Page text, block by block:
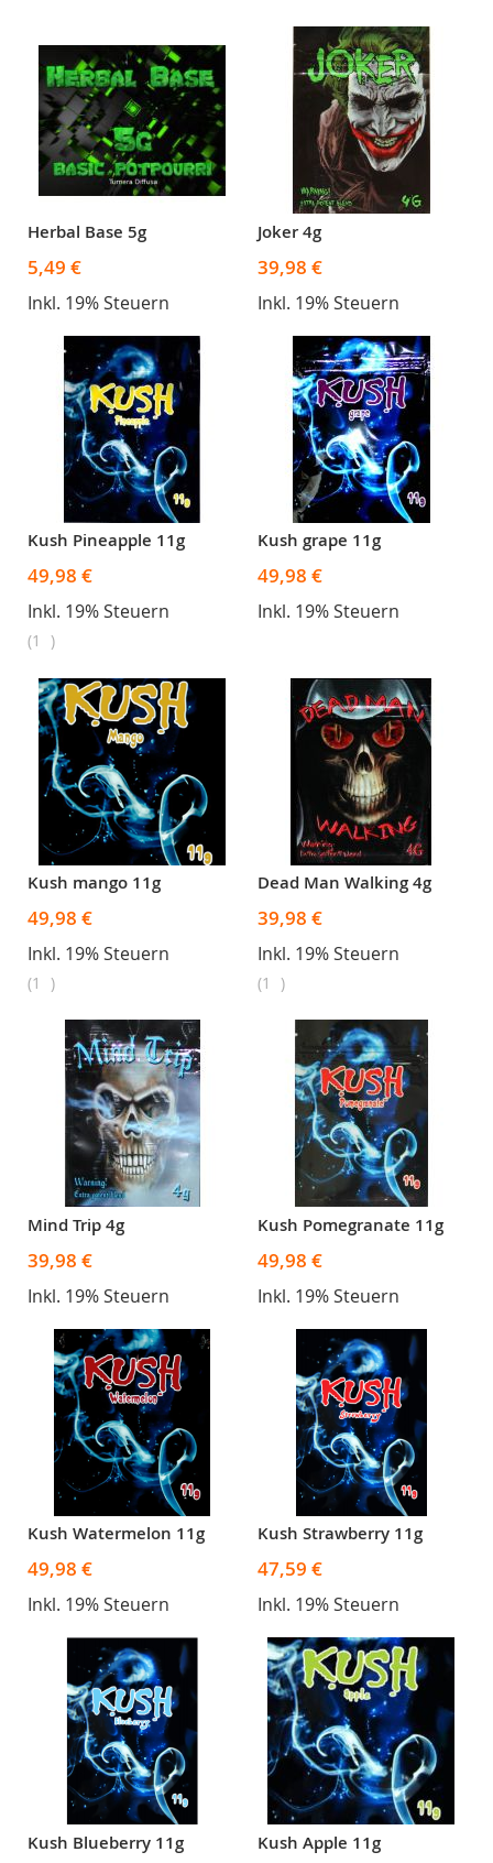
Herbal Base 5g
5,49 €
Inkl. 19% Steuern
Joker 4g
39,98 €
Inkl. 19% Steuern
Kush Pineapple 11g
49,98 €
Inkl. 19% Steuern
1
Kush grape 11g
49,98 €
Inkl. 19% Steuern
Kush mango 11g
49,98 €
Inkl. 19% Steuern
1
Dead Man Walking 4g
39,98 €
Inkl. 19% Steuern
1
Mind Trip 4g
39,98 €
Inkl. 19% Steuern
Kush Pomegranate 11g
49,98 €
Inkl. 19% Steuern
Kush Watermelon 11g
49,98 €
Inkl. 19% Steuern
Kush Strawberry 11g
47,59 €
Inkl. 19% Steuern
Kush Blueberry 11g Kush Apple 11g